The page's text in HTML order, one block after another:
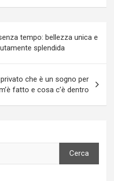
tempo: bellezza unica e
splendida
che è un sogno per
fatto e cosa c’è dentro
Cerca